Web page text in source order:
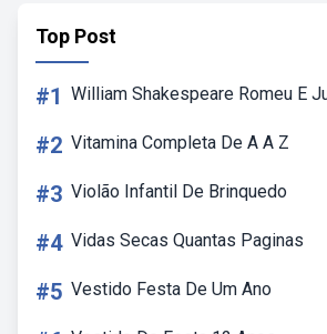
Top Post
#1 William Shakespeare Romeu E
#2 Vitamina Completa De A A Z
#3 Violão Infantil De Brinquedo
#4 Vidas Secas Quantas Paginas
#5 Vestido Festa De Um Ano